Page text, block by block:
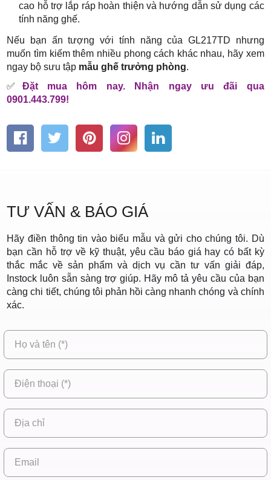
cao hỗ trợ lắp ráp hoàn thiện và hướng dẫn sử dụng các
tính năng ghế.
Nếu bạn ấn tượng với tính năng của GL217TD nhưng
muốn tìm kiếm thêm nhiều phong cách khác nhau, hãy xem
ngay bộ sưu tập mẫu ghế trưởng phòng.
✅ Đặt mua hôm nay. Nhận ngay ưu đãi qua
0901.443.799!
TƯ VẤN & BÁO GIÁ
Hãy điền thông tin vào biểu mẫu và gửi cho chúng tôi. Dù
bạn cần hỗ trợ về kỹ thuật, yêu cầu báo giá hay có bất kỳ
thắc mắc về sản phẩm và dịch vụ cần tư vấn giải đáp,
Instock luôn sẵn sàng trợ giúp. Hãy mô tả yêu cầu của bạn
càng chi tiết, chúng tôi phản hồi càng nhanh chóng và chính
xác.